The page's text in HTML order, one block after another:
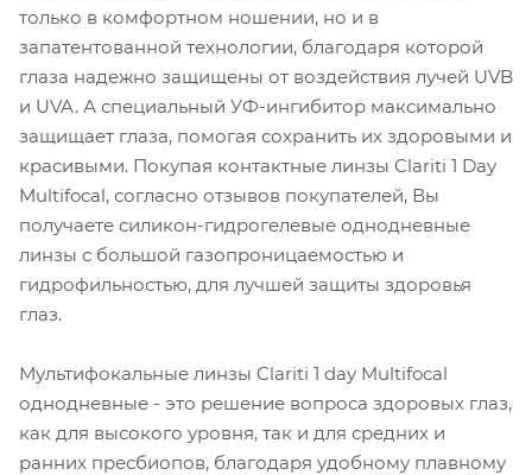
только в комфортном ношении, но и в
запатентованной технологии, благодаря которой
глаза надежно защищены от воздействия лучей UVB
и UVA. А специальный УФ-ингибитор максимально
защищает глаза, помогая сохранить их здоровыми и
красивыми. Покупая контактные линзы Clariti 1 Day
Multifocal, согласно отзывов покупателей, Вы
получаете силикон-гидрогелевые однодневные
линзы с большой газопроницаемостью и
гидрофильностью, для лучшей защиты здоровья
глаз.
Мультифокальные линзы Clariti 1 day Multifocal
однодневные - это решение вопроса здоровых глаз,
как для высокого уровня, так и для средних и
ранних пресбиопов, благодаря удобному плавному